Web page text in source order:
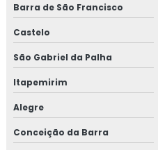
Barra de São Francisco
Castelo
São Gabriel da Palha
Itapemirim
Alegre
Conceição da Barra